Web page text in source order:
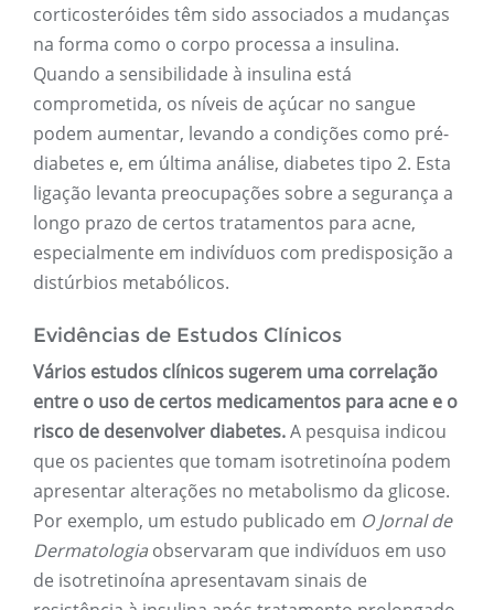
corticosteróides têm sido associados a mudanças
na forma como o corpo processa a insulina.
Quando a sensibilidade à insulina está
comprometida, os níveis de açúcar no sangue
podem aumentar, levando a condições como pré-
diabetes e, em última análise, diabetes tipo 2. Esta
ligação levanta preocupações sobre a segurança a
longo prazo de certos tratamentos para acne,
especialmente em indivíduos com predisposição a
distúrbios metabólicos.
Evidências de Estudos Clínicos
Vários estudos clínicos sugerem uma correlação
entre o uso de certos medicamentos para acne e o
risco de desenvolver diabetes.A pesquisa indicou
que os pacientes que tomam isotretinoína podem
apresentar alterações no metabolismo da glicose.
Por exemplo, um estudo publicado em O Jornal de
Dermatologia observaram que indivíduos em uso
de isotretinoína apresentavam sinais de